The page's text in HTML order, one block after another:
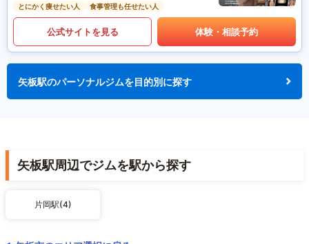
とにかく痩せたい人
食事管理も任せたい人
公式サイトを見る 体験・相談予約
矢板駅のパーソナルジムを目的別に探す
矢板駅周辺でジムを駅から探す
片岡駅(4)